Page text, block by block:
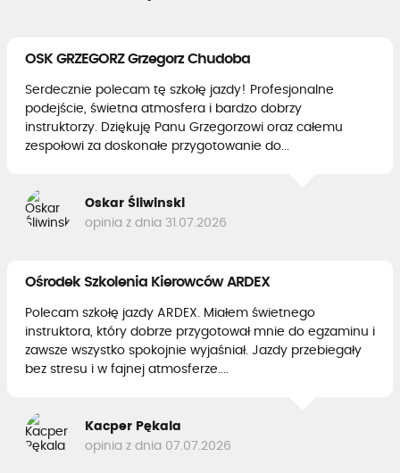
OSK GRZEGORZ Grzegorz Chudoba
Serdecznie polecam tę szkołę jazdy! Profesjonalne
podejście, świetna atmosfera i bardzo dobrzy
instruktorzy. Dziękuję Panu Grzegorzowi oraz całemu
zespołowi za doskonałe przygotowanie do...
Oskar Śliwinski
opinia z dnia 31.07.2026
Ośrodek Szkolenia Kierowców ARDEX
Polecam szkołę jazdy ARDEX. Miałem świetnego
instruktora, który dobrze przygotował mnie do egzaminu i
zawsze wszystko spokojnie wyjaśniał. Jazdy przebiegały
bez stresu i w fajnej atmosferze....
Kacper Pękala
opinia z dnia 07.07.2026